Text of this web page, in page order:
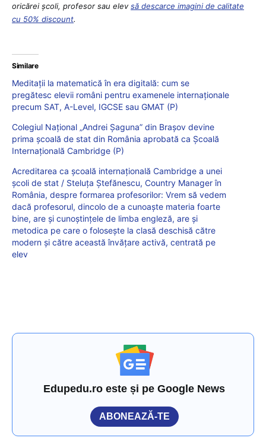
oricărei școli, profesor sau elevsă descarce imagini de calitate
cu 50% discount.
Similare
Meditații la matematică în era digitală: cum se
pregătesc elevii români pentru examenele internaționale
precum SAT, A-Level, IGCSE sau GMAT (P)
Colegiul Național „Andrei Șaguna” din Brașov devine
prima școală de stat din România aprobată ca Școală
Internațională Cambridge (P)
Acreditarea ca școală internațională Cambridge a unei
școli de stat / Steluța Ștefănescu, Country Manager în
România, despre formarea profesorilor: Vrem să vedem
dacă profesorul, dincolo de a cunoaște materia foarte
bine, are și cunoștințele de limba engleză, are și
metodica pe care o folosește la clasă deschisă către
modern și către această învățare activă, centrată pe
elev
Edupedu.ro este și pe Google News
ABONEAZĂ-TE